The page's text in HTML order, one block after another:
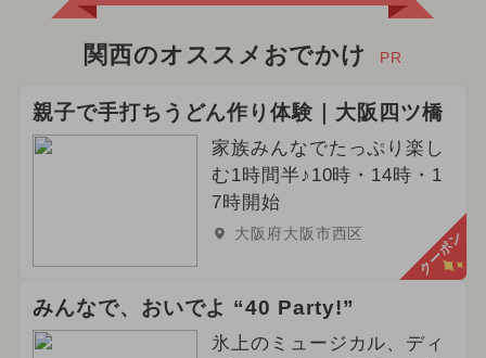
関西のオススメおでかけ PR
親子で手打ちうどん作り体験｜大阪四ツ橋
家族みんなでたっぷり楽し
む1時間半♪10時・14時・1
7時開始
大阪府大阪市西区 クーポン
みんなで、おいでよ “40 Party!”
氷上のミュージカル、ディ